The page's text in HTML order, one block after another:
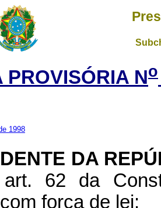
PROVISÓRIA No
1998
DA
62 da
força de lei: